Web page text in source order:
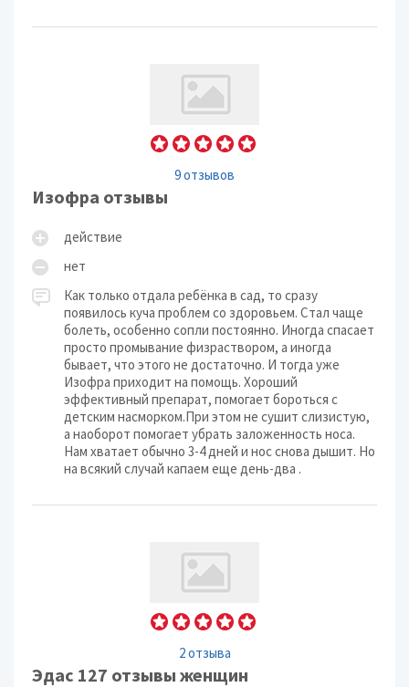
9 отзывов
Изофра отзывы
действие
нет
Как только отдала ребёнка в сад, то сразу
появилось куча проблем со здоровьем. Стал чаще
болеть, особенно сопли постоянно. Иногда спасает
просто промывание физраствором, а иногда
бывает, что этого не достаточно. И тогда уже
Изофра приходит на помощь. Хороший
эффективный препарат, помогает бороться с
детским насморком.При этом не сушит слизистую,
а наоборот помогает убрать заложенность носа.
Нам хватает обычно 3-4 дней и нос снова дышит. Но
на всякий случай капаем еще день-два .
2 отзыва
Эдас 127 отзывы женщин